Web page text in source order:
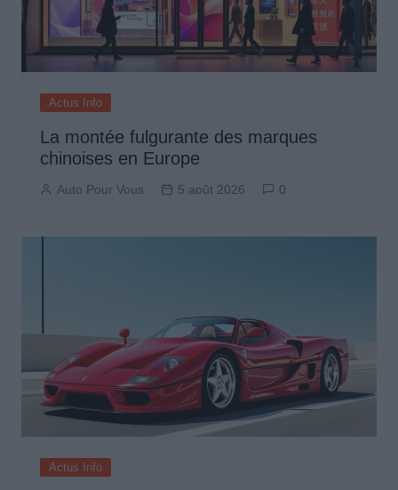
Actus Info
La montée fulgurante des marques
chinoises en Europe
Auto Pour Vous 5 août 2026 0
Actus Info